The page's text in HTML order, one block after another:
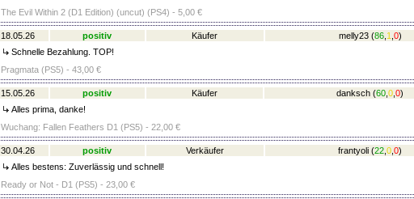
The Evil Within 2 (D1 Edition) (uncut) (PS4) - 5,00 €
18.05.26 positiv Käufer melly23 (86, 1 0)
Schnelle Bezahlung. TOP!
Pragmata (PS5) - 43,00 €
15.05.26 positiv Käufer danksch (60, 0, 0)
Alles prima, danke!
Wuchang: Fallen Feathers D1 (PS5) - 22,00 €
30.04.26 positiv Verkäufer frantyoli (22 0 0)
Alles bestens: Zuverlässig und schnell!
Ready or Not - D1 (PS5) - 23,00 €